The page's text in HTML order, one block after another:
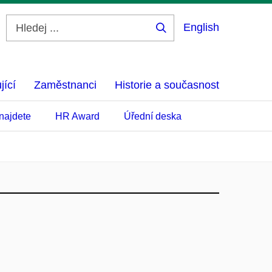
English
Zaměstnanci Historie a současnost
HR Award Úřední deska